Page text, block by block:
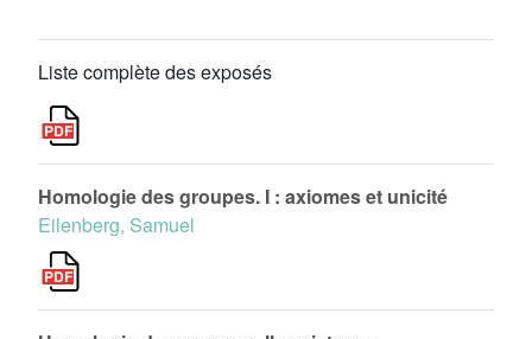
Liste complète des exposés
Homologie des groupes. I : axiomes et unicité
Eilenberg, Samuel